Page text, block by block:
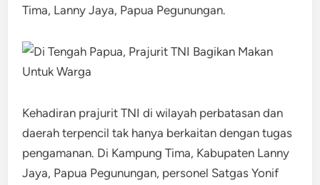
Tima, Lanny Jaya, Papua Pegunungan.
Kehadiran prajurit TNI di wilayah perbatasan dan
daerah terpencil tak hanya berkaitan dengan tugas
pengamanan. Di Kampung Tima, Kabupaten Lanny
Jaya, Papua Pegunungan, personel Satgas Yonif